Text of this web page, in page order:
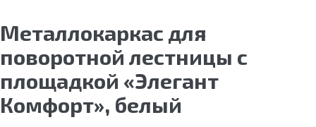
Металлокаркас для
поворотной лестницы с
площадкой «Элегант
Комфорт», белый